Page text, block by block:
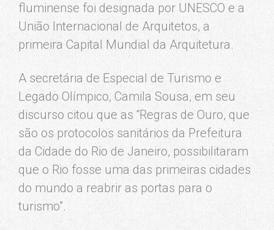
fluminense foi designada por UNESCO e a
União Internacional de Arquitetos, a
primeira Capital Mundial da Arquitetura.
A secretária de Especial de Turismo e
Legado Olímpico, Camila Sousa, em seu
discurso citou que as “Regras de Ouro, que
são os protocolos sanitários da Prefeitura
da Cidade do Rio de Janeiro, possibilitaram
que o Rio fosse uma das primeiras cidades
do mundo a reabrir as portas para o
turismo”.